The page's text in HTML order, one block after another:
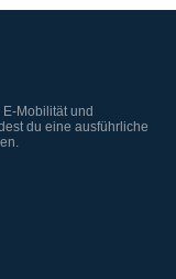
Mobilität und
du eine ausführliche